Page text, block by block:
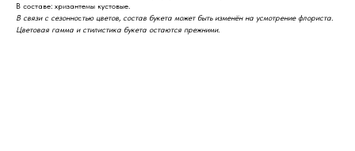
В составе: хризантемы кустовые.
В связи с сезонностью цветов, состав букета может быть изменён на усмотрение флориста.
Цветовая гамма и стилистика букета остаются прежними.